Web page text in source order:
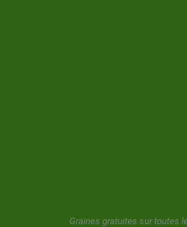
GeaSeeds ne spammera jamais ni
Graines gratuites sur toutes